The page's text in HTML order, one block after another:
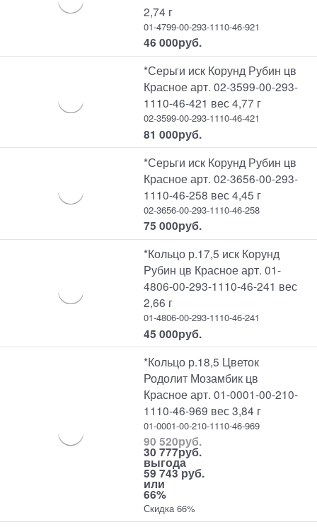
2,74 г
01-4799-00-293-1110-46-921
46 000руб.
*Серьги иск Корунд Рубин цв
Красное арт. 02-3599-00-293-
1110-46-421 вес 4,77 г
02-3599-00-293-1110-46-421
81 000руб.
*Серьги иск Корунд Рубин цв
Красное арт. 02-3656-00-293-
1110-46-258 вес 4,45 г
02-3656-00-293-1110-46-258
75 000руб.
*Кольцо р.17,5 иск Корунд
Рубин цв Красное арт. 01-
4806-00-293-1110-46-241 вес
2,66 г
01-4806-00-293-1110-46-241
45 000руб.
*Кольцо р.18,5 Цветок
Родолит Мозамбик цв
Красное арт. 01-0001-00-210-
1110-46-969 вес 3,84 г
01-0001-00-210-1110-46-969
90 520руб.
30 777руб.
выгода
59 743 руб.
или
66%
Скидка 66%